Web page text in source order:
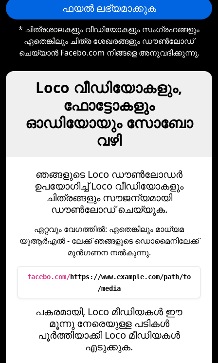
ഫയല്‍ ലഭ്യമാക്കുക
* ചിത്രശാലകളും വീഡിയോകളും സംഗ്രഹങ്ങളും
ഏതെങ്കിലും ചിത്ര ശേഖരങ്ങളും ഡൗൺലോഡ്‌
ചെയ്യാൻ Facebo.com നിങ്ങളെ അനുവദിക്കുന്നു.
Loco വീഡിയോകളും,
ഫോട്ടോകളും
ഓഡിയോയും സോബോ
വഴി
ഞങ്ങളുടെ Loco ഡൗൺലോഡർ
ഉപയോഗിച്ച് Loco വീഡിയോകളും
ചിത്രങ്ങളും സൗജന്യമായി
ഡൗൺലോഡ് ചെയ്യുക.
ഏറ്റവും വേഗത്തില്‍: ഏതെങ്കിലും മാധ്യമ
യുആര്‍എല്‍ - ലേക്ക് ഞങ്ങളുടെ ഡൊമൈനിലേക്ക്
മുന്‍ഗണന നല്‍കുന്നു.
facebo.com/https://www.example.com/path/to
/media
പകരമായി, Loco മീഡിയകൾ ഈ
മൂന്നു നേരെയുള്ള പടികൾ
പൂർത്തിയാക്കി Loco മീഡിയകൾ
എടുക്കുക.